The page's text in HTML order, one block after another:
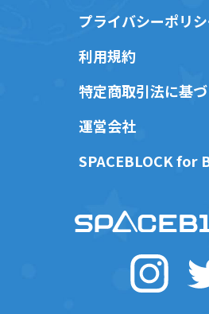
プライバシーポリ
利用規約
特定商取引法に基
運営会社
SPACEBLOCK for